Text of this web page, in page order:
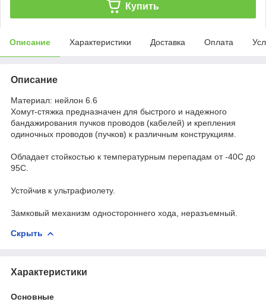
Купить
Описание Характеристики Доставка Оплата
Описание
Материал: нейлон 6.6
Хомут-стяжка предназначен для быстрого и надежного
бандажирования пучков проводов (кабелей) и крепления
одиночных проводов (пучков) к различным конструкциям.
Обладает стойкостью к температурным перепадам от -40С до
95С.
Устойчив к ультрафиолету.
Замковый механизм одностороннего хода, неразъемный.
Скрыть
Характеристики
Основные